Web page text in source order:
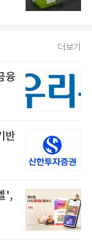
더보기
융
반
',